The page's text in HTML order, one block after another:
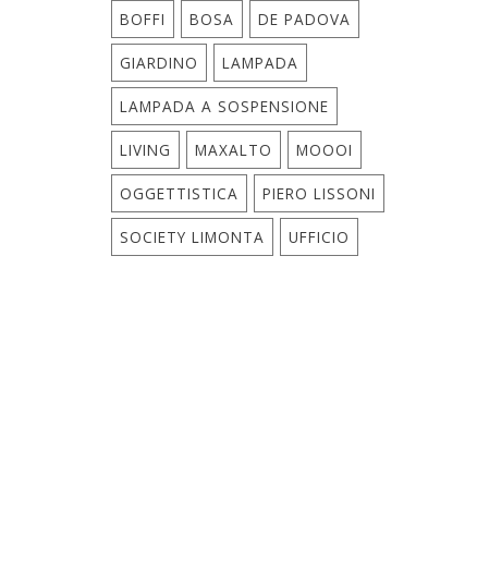
BOFFI BOSA DE PADOVA
GIARDINO LAMPADA
LAMPADA A SOSPENSIONE
LIVING MAXALTO MOOOI
OGGETTISTICA PIERO LISSONI
SOCIETY LIMONTA UFFICIO